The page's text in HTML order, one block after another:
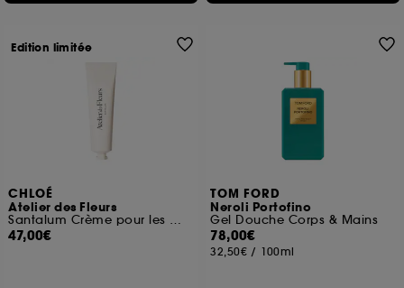
CHLOÉ
Atelier des Fleurs
Santalum Crème pour les mains
47,00€
Edition limitée
TOM FORD
Neroli Portofino
Gel Douche Corps & Mains
78,00€
32,50€ / 100ml